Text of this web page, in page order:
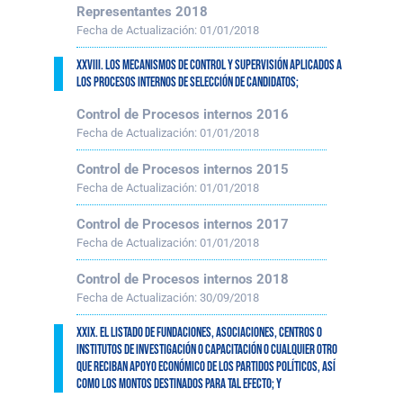
Representantes 2018
Fecha de Actualización: 01/01/2018
XXVIII. Los mecanismos de control y supervisión aplicados a
los procesos internos de selección de candidatos;
Control de Procesos internos 2016
Fecha de Actualización: 01/01/2018
Control de Procesos internos 2015
Fecha de Actualización: 01/01/2018
Control de Procesos internos 2017
Fecha de Actualización: 01/01/2018
Control de Procesos internos 2018
Fecha de Actualización: 30/09/2018
XXIX. El listado de fundaciones, asociaciones, centros o
institutos de investigación o capacitación o cualquier otro
que reciban apoyo económico de los partidos políticos, así
como los montos destinados para tal efecto; y